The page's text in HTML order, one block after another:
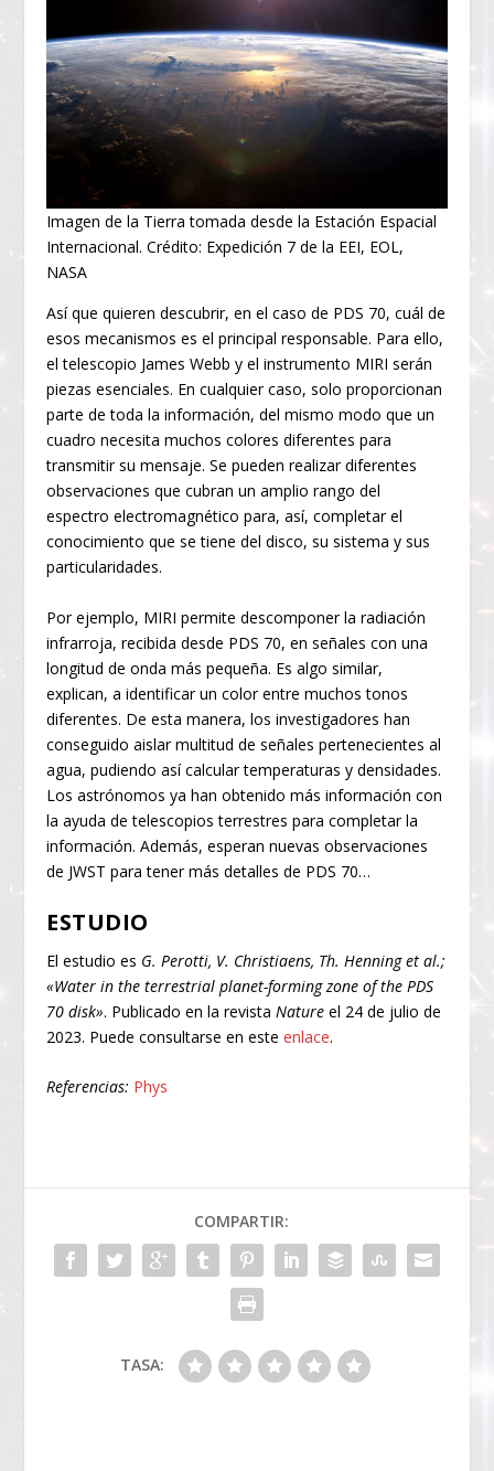
Imagen de la Tierra tomada desde la Estación Espacial
Internacional. Crédito: Expedición 7 de la EEI, EOL,
NASA
Así que quieren descubrir, en el caso de PDS 70, cuál de
esos mecanismos es el principal responsable. Para ello,
el telescopio James Webb y el instrumento MIRI serán
piezas esenciales. En cualquier caso, solo proporcionan
parte de toda la información, del mismo modo que un
cuadro necesita muchos colores diferentes para
transmitir su mensaje. Se pueden realizar diferentes
observaciones que cubran un amplio rango del
espectro electromagnético para, así, completar el
conocimiento que se tiene del disco, su sistema y sus
particularidades.
Por ejemplo, MIRI permite descomponer la radiación
infrarroja, recibida desde PDS 70, en señales con una
longitud de onda más pequeña. Es algo similar,
explican, a identificar un color entre muchos tonos
diferentes. De esta manera, los investigadores han
conseguido aislar multitud de señales pertenecientes al
agua, pudiendo así calcular temperaturas y densidades.
Los astrónomos ya han obtenido más información con
la ayuda de telescopios terrestres para completar la
información. Además, esperan nuevas observaciones
de JWST para tener más detalles de PDS 70…
ESTUDIO
El estudio es G. Perotti, V. Christiaens, Th. Henning et al.;
«Water in the terrestrial planet-forming zone of the PDS
70 disk». Publicado en la revistaNature el 24 de julio de
2023. Puede consultarse en esteenlace.
Referencias: Phys
COMPARTIR:
TASA: